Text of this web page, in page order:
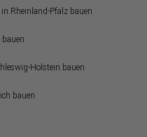
Rheinland-Pfalz bauen
bauen
Holstein bauen
bauen